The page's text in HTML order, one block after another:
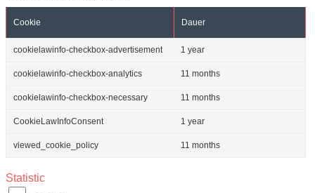
Cookie Dauer
cookielawinfo-checkbox-advertisement 1 year
cookielawinfo-checkbox-analytics 11 months
cookielawinfo-checkbox-necessary 11 months
CookieLawInfoConsent 1 year
viewed_cookie_policy 11 months
Statistic